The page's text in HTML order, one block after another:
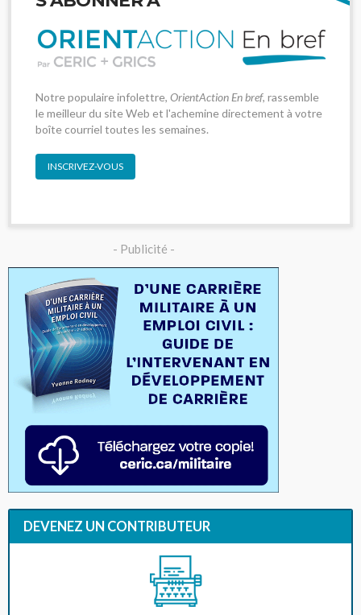
Notre populaire infolettre, OrientAction En bref, rassemble
le meilleur du site Web et l'achemine directement à votre
boîte courriel toutes les semaines.
INSCRIVEZ-VOUS
- Publicité -
DEVENEZ UN CONTRIBUTEUR